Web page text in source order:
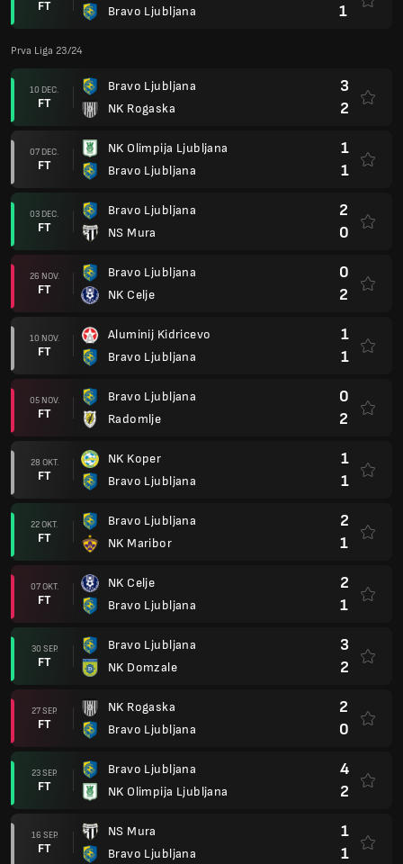
FT Bravo Ljubljana 1
Prva Liga 23/24
10 DEC.
FT
Bravo Ljubljana
NK Rogaska
3
2
07 DEC.
FT
NK Olimpija Ljubljana
Bravo Ljubljana
1
1
03 DEC.
FT
Bravo Ljubljana
NS Mura
2
0
26 NOV.
FT
Bravo Ljubljana
NK Celje
0
2
10 NOV.
FT
Aluminij Kidricevo
Bravo Ljubljana
1
1
05 NOV.
FT
Bravo Ljubljana
Radomlje
0
2
28 OKT.
FT
NK Koper
Bravo Ljubljana
1
1
22 OKT.
FT
Bravo Ljubljana
NK Maribor
2
1
07 OKT.
FT
NK Celje
Bravo Ljubljana
2
1
30 SEP.
FT
Bravo Ljubljana
NK Domzale
3
2
27 SEP.
FT
NK Rogaska
Bravo Ljubljana
2
0
23 SEP.
FT
Bravo Ljubljana
NK Olimpija Ljubljana
4
2
16 SEP.
FT
NS Mura
Bravo Ljubljana
1
1